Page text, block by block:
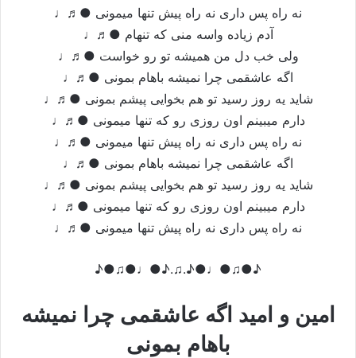
نه راه پس داری نه راه پیش تنها میمونی ●♬♩
آدم زیاده واسه منی که تنهام ●♬♩
ولی خب دل من همیشه تو رو خواست ●♬♩
اگه عاشقمی چرا نمیشه باهام بمونی ●♬♩
شاید یه روز رسید تو هم بخوایی پیشم بمونی ●♬♩
دارم میبینم اون روزی رو که تنها میمونی ●♬♩
نه راه پس داری نه راه پیش تنها میمونی ●♬♩
اگه عاشقمی چرا نمیشه باهام بمونی ●♬♩
شاید یه روز رسید تو هم بخوایی پیشم بمونی ●♬♩
دارم میبینم اون روزی رو که تنها میمونی ●♬♩
نه راه پس داری نه راه پیش تنها میمونی ●♬♩
♪●♫●♩●♪.♫.♪●♩●♫●♪
امین و امید اگه عاشقمی چرا نمیشه
باهام بمونی